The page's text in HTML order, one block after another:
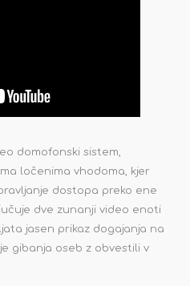
domofonski sistem,
ločenima vhodoma, kjer
dostopa preko ene
dve zunanji video enoti
jasen prikaz dogajanja na
gibanja oseb z obvestili v